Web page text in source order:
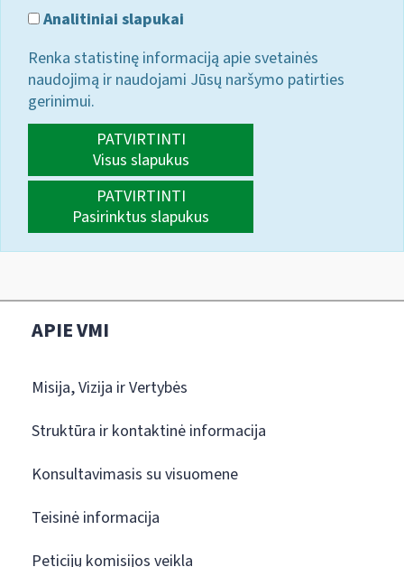
Analitiniai slapukai
Renka statistinę informaciją apie svetainės
naudojimą ir naudojami Jūsų naršymo patirties
gerinimui.
PATVIRTINTI
Visus slapukus
PATVIRTINTI
Pasirinktus slapukus
APIE VMI
Misija, Vizija ir Vertybės
Struktūra ir kontaktinė informacija
Konsultavimasis su visuomene
Teisinė informacija
Peticijų komisijos veikla